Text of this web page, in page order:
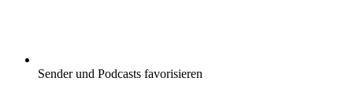
Sender und Podcasts favorisieren